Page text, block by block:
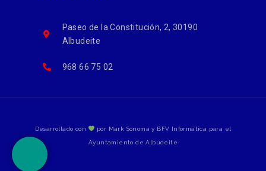
Paseo de la Constitución, 2, 30190
Albudeite
968 66 75 02
Desarrollado con por Mark Sonoma y BFV Informática para el
Ayuntamiento de Albudeite